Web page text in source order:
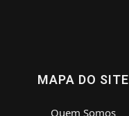
MAPA DO SITE
Quem Somos